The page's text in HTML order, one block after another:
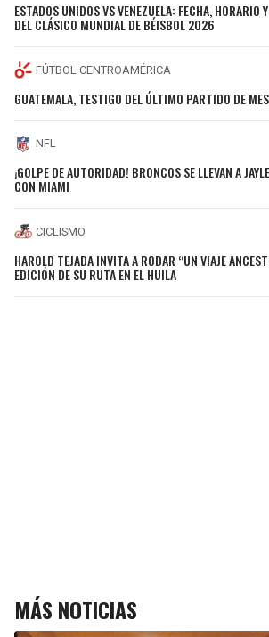
ESTADOS UNIDOS VS VENEZUELA: FECHA, HORARIO
DEL CLÁSICO MUNDIAL DE BÉISBOL 2026
FÚTBOL CENTROAMÉRICA
GUATEMALA, TESTIGO DEL ÚLTIMO PARTIDO DE
NFL
¡GOLPE DE AUTORIDAD! BRONCOS SE LLEVAN A
CON MIAMI
CICLISMO
HAROLD TEJADA INVITA A RODAR “UN VIAJE
EDICIÓN DE SU RUTA EN EL HUILA
MÁS NOTICIAS